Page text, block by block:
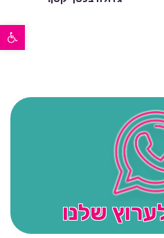
פתח סרגל נגישות
שלנו